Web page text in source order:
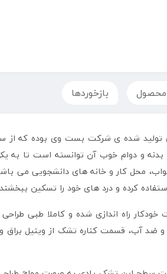
بازخوردها
محل کار و خانه های دانشجویی می باشد
کرده و درد های خود را تسکین
راه اندازی شده و کاملا طبی
و ضد آب، قسمت کناره تشک از وینیل